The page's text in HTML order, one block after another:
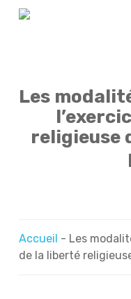
Skip
Les
religieuse
Accueil - Les
de la liberté